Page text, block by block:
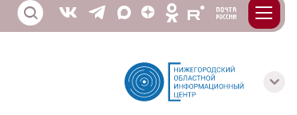
S V T X Z O E m
с